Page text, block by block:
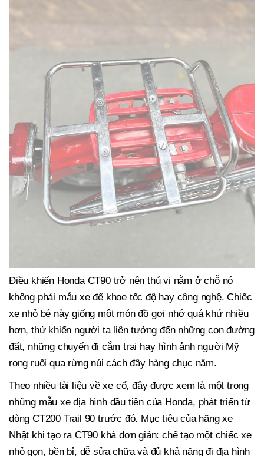
Điều khiến Honda CT90 trở nên thú vị nằm ở chỗ nó
không phải mẫu xe để khoe tốc độ hay công nghệ. Chiếc
xe nhỏ bé này giống một món đồ gợi nhớ quá khứ nhiều
hơn, thứ khiến người ta liên tưởng đến những con đường
đất, những chuyến đi cắm trại hay hình ảnh người Mỹ
rong ruổi qua rừng núi cách đây hàng chục năm.
Theo nhiều tài liệu về xe cổ, đây được xem là một trong
những mẫu xe địa hình đầu tiên của Honda, phát triển từ
dòng CT200 Trail 90 trước đó. Mục tiêu của hãng xe
Nhật khi tạo ra CT90 khá đơn giản: chế tạo một chiếc xe
nhỏ gọn, bền bỉ, dễ sửa chữa và đủ khả năng đi địa hình